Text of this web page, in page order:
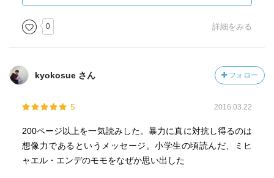
ミスター・ピップとは誰か
「ミスター・ピップ」小さな区切りで細かく分かれている
けど、大まかに言えば今日読み進めたところは、第１部か
穏な背景とミスター・ワッツの小さな世界が語られるとこ
ろから、レッドスキン兵（政府軍）が来て物語が急に動く
らレッドスキン兵が、それを敵の革命軍だと誤解して始ま
る悲劇。そして教室にあったはずの「大いなる遺産」の本
がなかった謎。
動き出す前、マティルダとミスター・ワッツとの対話が進
0 詳細をみる
kyokosue さん フォロー
5 2016.03.22
200ページ以上を一気読みした。暴力に真に対抗し得るのは
想像力であるというメッセージ。小学生の頃読んだ、ミヒ
ャエル・エンデのモモをなぜか思い出した